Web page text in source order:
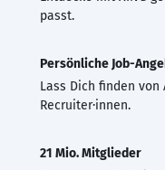
passt.
Persönliche Job-
Lass Dich finden von
Recruiter·innen.
21 Mio. Mitglieder